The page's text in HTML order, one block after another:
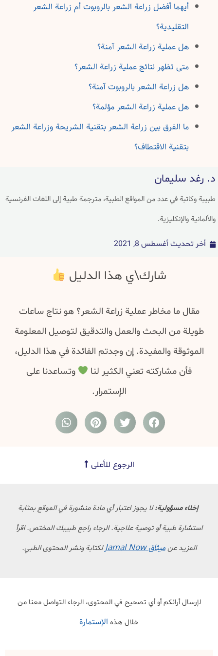
أيهما أفضل زراعة الشعر بالروبوت أم زراعة الشعر
التقليدية؟
هل عملية زراعة الشعر آمنة؟
متى تظهر نتائج عملية زراعة الشعر؟
هل زراعة الشعر بالروبوت آمنة؟
هل عملية زراعة الشعر مؤلمة؟
ما الفرق بين زراعة الشعر بتقنية الشريحة وزراعة الشعر
بتقنية الاقتطاف؟
د. رغد سليمان
طبيبة وكاتبة في عدد من المواقع الطبية، مترجمة طبية إلى اللغات الفرنسية
والألمانية والإنكليزية.
أخر تحديثأغسطس 8, 2021
شارك\ي هذا الدليل
مقال ما مخاطر عملية زراعة الشعر؟ هو نتاج ساعات
طويلة من البحث والعمل والتدقيق لتوصيل المعلومة
الموثوقة والمفيدة. إن وجدتم الفائدة في هذا الدليل،
فأن مشاركته تعني الكثير لنا
وتساعدنا على
الإستمرار.
الرجوع للأعلى
إخلاء مسؤولية:لا يجوز اعتبار أي مادة منشورة في الموقع بمثابة
استشارة طبية أو توصية علاجية. الرجاء راجع طبيبك المختص. اقرأ
المزيد عنميثاق Jamal Now لكتابة ونشر المحتوى الطبي.
لإرسال أرائكم أو أي تصحيح في المحتوى، الرجاء التواصل معنا من
خلال هذه الإستمارة